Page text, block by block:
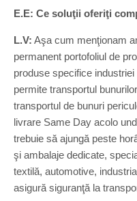
E.E: Ce soluţii oferiţi
L.V: Aşa cum menţionam
permanent portofoliul de
produse specifice
permite transportul
transportul de bunuri
livrare Same Day acolo
trebuie să ajungă peste
şi ambalaje dedicate,
textilă, automotive,
asigură siguranţă la